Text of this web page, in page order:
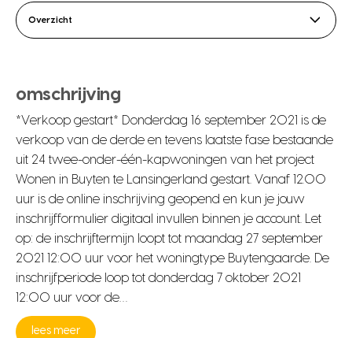
Overzicht
omschrijving
*Verkoop gestart* Donderdag 16 september 2021 is de
verkoop van de derde en tevens laatste fase bestaande
uit 24 twee-onder-één-kapwoningen van het project
Wonen in Buyten te Lansingerland gestart. Vanaf 12.00
uur is de online inschrijving geopend en kun je jouw
inschrijfformulier digitaal invullen binnen je account. Let
op: de inschrijftermijn loopt tot maandag 27 september
2021 12:00 uur voor het woningtype Buytengaarde. De
inschrijfperiode loop tot donderdag 7 oktober 2021
12:00 uur voor de…
lees meer